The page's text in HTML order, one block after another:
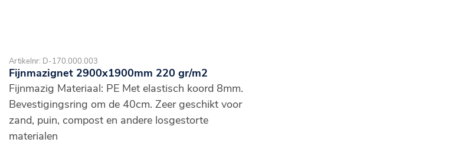
Artikelnr: D-170.000.003
Fijnmazignet 2900x1900mm 220 gr/m2
Fijnmazig Materiaal: PE Met elastisch koord 8mm.
Bevestigingsring om de 40cm. Zeer geschikt voor
zand, puin, compost en andere losgestorte
materialen